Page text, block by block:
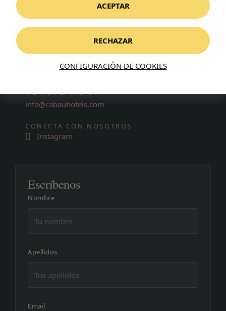
07011 Palma de Mallorca, Illes Balears
Ver en Google Maps
info@cabauhotels.com
CONECTA CON NOSOTROS
Instagram
Escríbenos
Nombre
Apellidos
Email
CONFIGURACIÓN DE COOKIES
RECHAZAR
ACEPTAR